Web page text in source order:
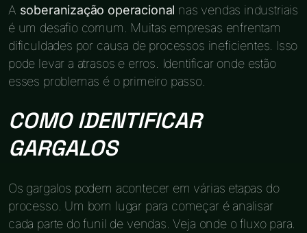
A soberanização operacional nas vendas industriais
é um desafio comum. Muitas empresas enfrentam
dificuldades por causa de processos ineficientes. Isso
pode levar a atrasos e erros. Identificar onde estão
esses problemas é o primeiro passo.
COMO IDENTIFICAR
GARGALOS
Os gargalos podem acontecer em várias etapas do
processo. Um bom lugar para começar é analisar
cada parte do funil de vendas. Veja onde o fluxo para.